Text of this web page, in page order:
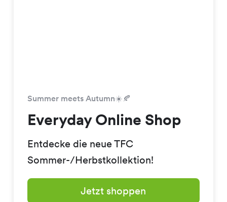
Summer meets Autumn☀️🍂
Everyday Online Shop
Entdecke die neue TFC
Sommer-/Herbstkollektion!
Jetzt shoppen